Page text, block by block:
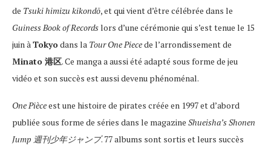
de Tsuki himizu kikondō, et qui vient d’être célébrée dans le
Guiness Book of Recordslors d’une cérémonie qui s’est tenue le 15
juin à Tokyodans la Tour One Piecede l’arrondissement de
Minato 港区. Ce manga a aussi été adapté sous forme de jeu
vidéo et son succès est aussi devenu phénoménal.
One Pièceest une histoire de pirates créée en 1997 et d’abord
publiée sous forme de séries dans le magazine Shueisha’s Shonen
Jump 週刊少年ジャンプ. 77 albums sont sortis et leurs succès